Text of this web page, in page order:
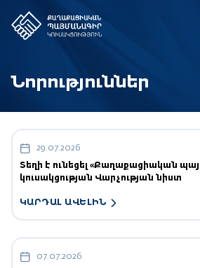
Նորություններ
29.07.2026
Տեղի է ունեցել «Քաղաքացիական
կուսակցության Վարչության նիստ
ԿԱՐԴԱԼ ԱՎԵԼԻՆ
07.07.2026